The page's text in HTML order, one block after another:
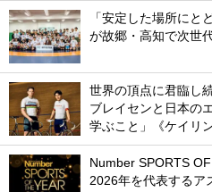
「安定した場所にと
が故郷・高知で次世
世界の頂点に君臨し
ブレイセンと日本の
学ぶこと」《ケイリ
Number SPORTS
2026年を代表するア